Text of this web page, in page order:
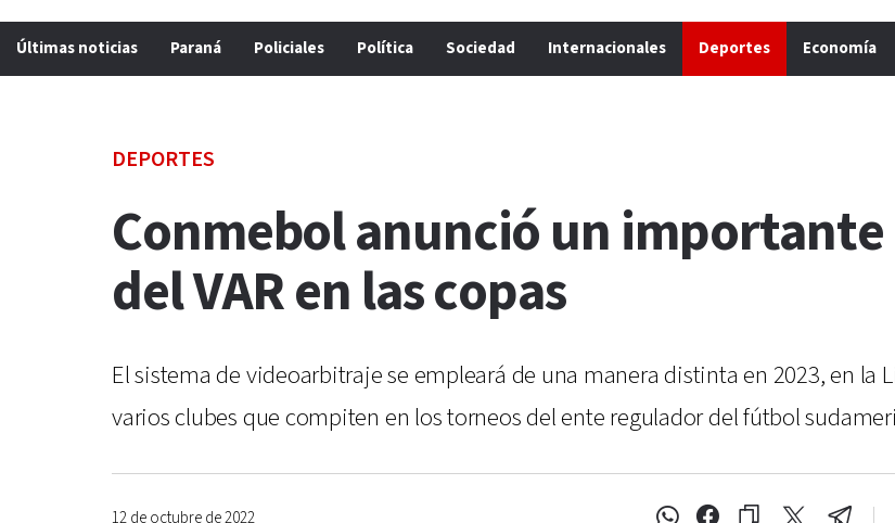
Últimas noticias Paraná Policiales Política Sociedad Internacionales Deportes Economía
DEPORTES
Conmebol anunció un importante
del VAR en las copas
El sistema de videoarbitraje se empleará de una manera distinta en 2023, en la
varios clubes que compiten en los torneos del ente regulador del fútbol
12 de octubre de 2022